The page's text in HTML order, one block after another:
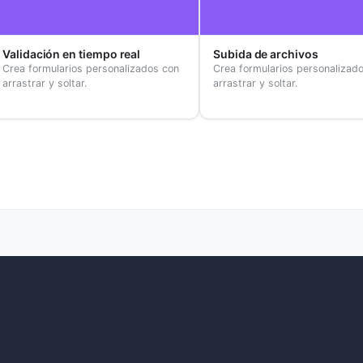
en tiempo real
formularios personalizados con
y soltar.
Subida de archivos
Crea formularios personalizados
arrastrar y soltar.